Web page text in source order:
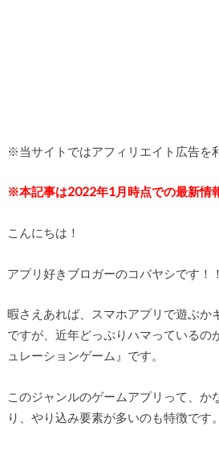
※当サイトではアフィリエイト広告を
※本記事は2022年1月時点での最新情
こんにちは！
アプリ好きブロガーのコバヤシです！！
暇さえあれば、スマホアプリで遊ぶか
ですが、近年どっぷりハマっているの
ュレーションゲーム』です。
このジャンルのゲームアプリって、か
り、やり込み要素が多いのも特徴です。